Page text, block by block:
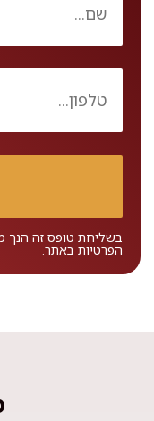
בשליחת טופס זה
הפרטיות באתר.